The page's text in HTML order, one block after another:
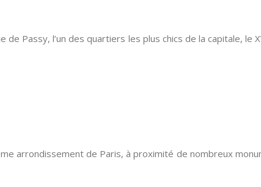
Passy, l’un des quartiers les plus chics de la capitale, le
arrondissement de Paris, à proximité de nombreux